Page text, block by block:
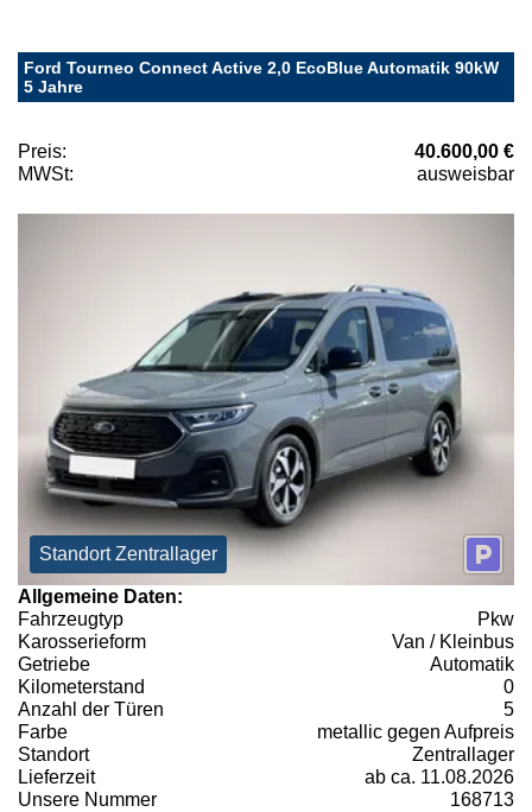
Ford Tourneo Connect Active 2,0 EcoBlue Automatik 90kW
5 Jahre
Preis:
40.600,00 €
MWSt:
ausweisbar
Standort Zentrallager
Allgemeine Daten:
Fahrzeugtyp
Pkw
Karosserieform
Van / Kleinbus
Getriebe
Automatik
Kilometerstand
0
Anzahl der Türen
5
Farbe
metallic gegen Aufpreis
Standort
Zentrallager
Lieferzeit
ab ca. 11.08.2026
Unsere Nummer
168713